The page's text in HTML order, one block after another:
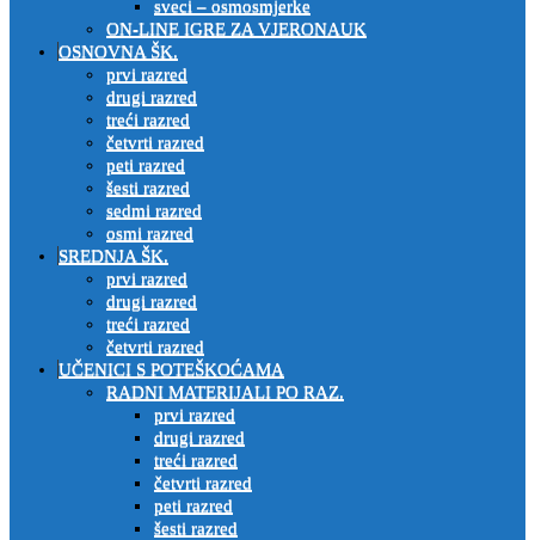
sveci – osmosmjerke
ON-LINE IGRE ZA VJERONAUK
OSNOVNA ŠK.
prvi razred
drugi razred
treći razred
četvrti razred
peti razred
šesti razred
sedmi razred
osmi razred
SREDNJA ŠK.
prvi razred
drugi razred
treći razred
četvrti razred
UČENICI S POTEŠKOĆAMA
RADNI MATERIJALI PO RAZ.
prvi razred
drugi razred
treći razred
četvrti razred
peti razred
šesti razred